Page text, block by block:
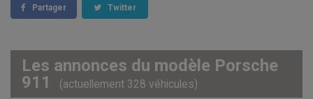
Partager Twitter
Les annonces du modèle Porsche
911
(actuellement 328 véhicules)